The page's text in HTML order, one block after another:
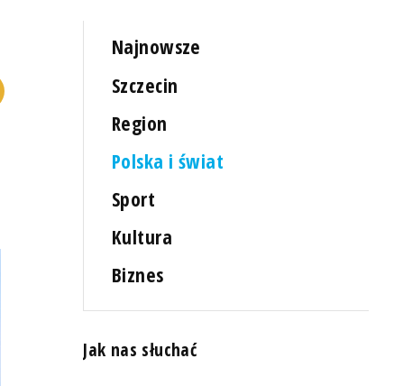
Najnowsze
Szczecin
Region
Polska i świat
Sport
Kultura
Biznes
Jak nas słuchać